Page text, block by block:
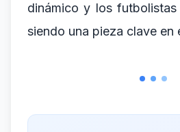
dinámico y los
siendo una pieza clave en